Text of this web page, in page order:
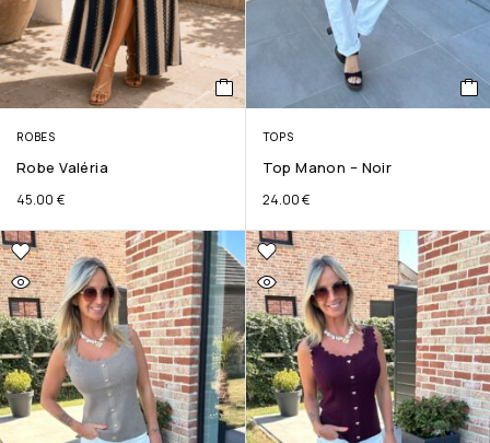
ROBES
Robe Valéria
45.00 €
TOPS
Top Manon – Noir
24.00€